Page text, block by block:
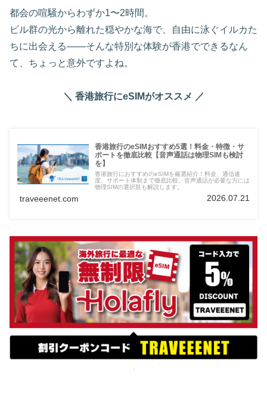
都会の喧騒からわずか1〜2時間。
ビル群の光から離れた穏やかな海で、自由に泳ぐイルカた
ちに出会える——そんな特別な体験が香港でできるなん
て、ちょっと意外ですよね。
＼ 香港旅行にeSIMがオススメ ／
香港旅行のeSIMおすすめ5選！料金・特徴・サ
ポートを徹底比較【音声通話は物理SIMも検討
を】
香港旅行におすすめのeSIMを厳選紹介！料金、通信速
度、サポート体制まで徹底比較。音声通話が必要な方には
物理SIMの選択肢も解説します。
traveeenet.com 2026.07.21